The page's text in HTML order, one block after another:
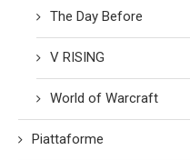
The Day Before
V RISING
World of Warcraft
Piattaforme